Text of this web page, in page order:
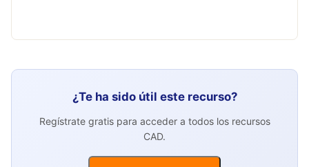
¿Te ha sido útil este recurso?
Regístrate gratis para acceder a todos los recursos
CAD.